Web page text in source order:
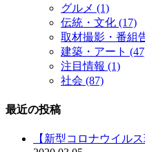
グルメ (1)
伝統・文化 (17)
取材撮影・番組
建築・アート
注目情報 (1)
社会 (87)
最近の投稿
【新型コロナウイル